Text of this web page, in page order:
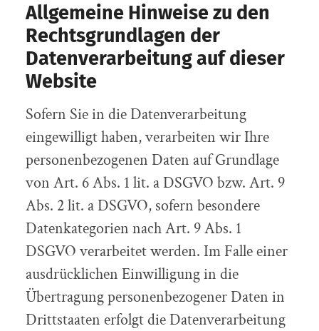
Allgemeine Hinweise zu den
Rechtsgrundlagen der
Datenverarbeitung auf dieser
Website
Sofern Sie in die Datenverarbeitung
eingewilligt haben, verarbeiten wir Ihre
personenbezogenen Daten auf Grundlage
von Art. 6 Abs. 1 lit. a DSGVO bzw. Art. 9
Abs. 2 lit. a DSGVO, sofern besondere
Datenkategorien nach Art. 9 Abs. 1
DSGVO verarbeitet werden. Im Falle einer
ausdrücklichen Einwilligung in die
Übertragung personenbezogener Daten in
Drittstaaten erfolgt die Datenverarbeitung